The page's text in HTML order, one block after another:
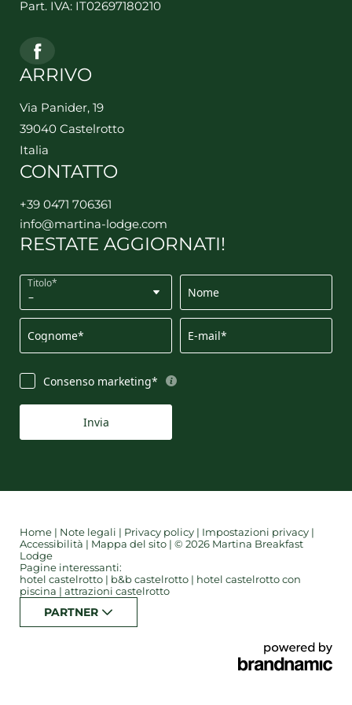
Part. IVA: IT02697180210
ARRIVO
Via Panider, 19
39040 Castelrotto
Italia
CONTATTO
+39 0471 706361
info@martina-lodge.com
RESTATE AGGIORNATI!
Titolo*
Nome
Cognome* E-mail*
Consenso marketing*
Invia
Home | Note legali | Privacy policy | Impostazioni privacy |
Accessibilità | Mappa del sito | © 2026 Martina Breakfast
Lodge
Pagine interessanti:
hotel castelrotto | b&b castelrotto | hotel castelrotto con
piscina | attrazioni castelrotto
PARTNER